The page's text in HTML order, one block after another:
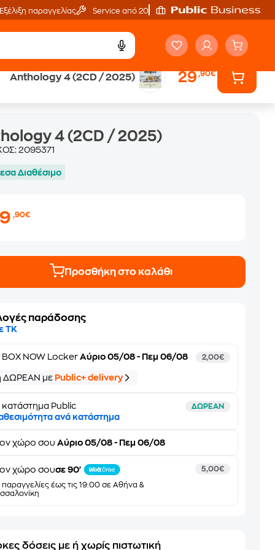
Εξέλιξη παραγγελίας Service από 20'
Anthology 4 (2CD / 2025) 29,90€
4 (2CD / 2025)
2095371
Διαθέσιμο
,90€
Προσθήκη στο καλάθι
παράδοσης
ΤΚ
BOX NOW Locker Αύριο 05/08 - Πεμ 06/08 2,00€
ΔΩΡΕΑΝ με Public+ delivery
κατάστημα Public ΔΩΡΕΑΝ
ανά κατάστημα
χώρο σου Αύριο 05/08 - Πεμ 06/08
χώρο σουσε 90'
παραγγελίες έως τις 19:00 σε Αθήνα &
5,00€
δόσεις με ή χωρίς πιστωτική